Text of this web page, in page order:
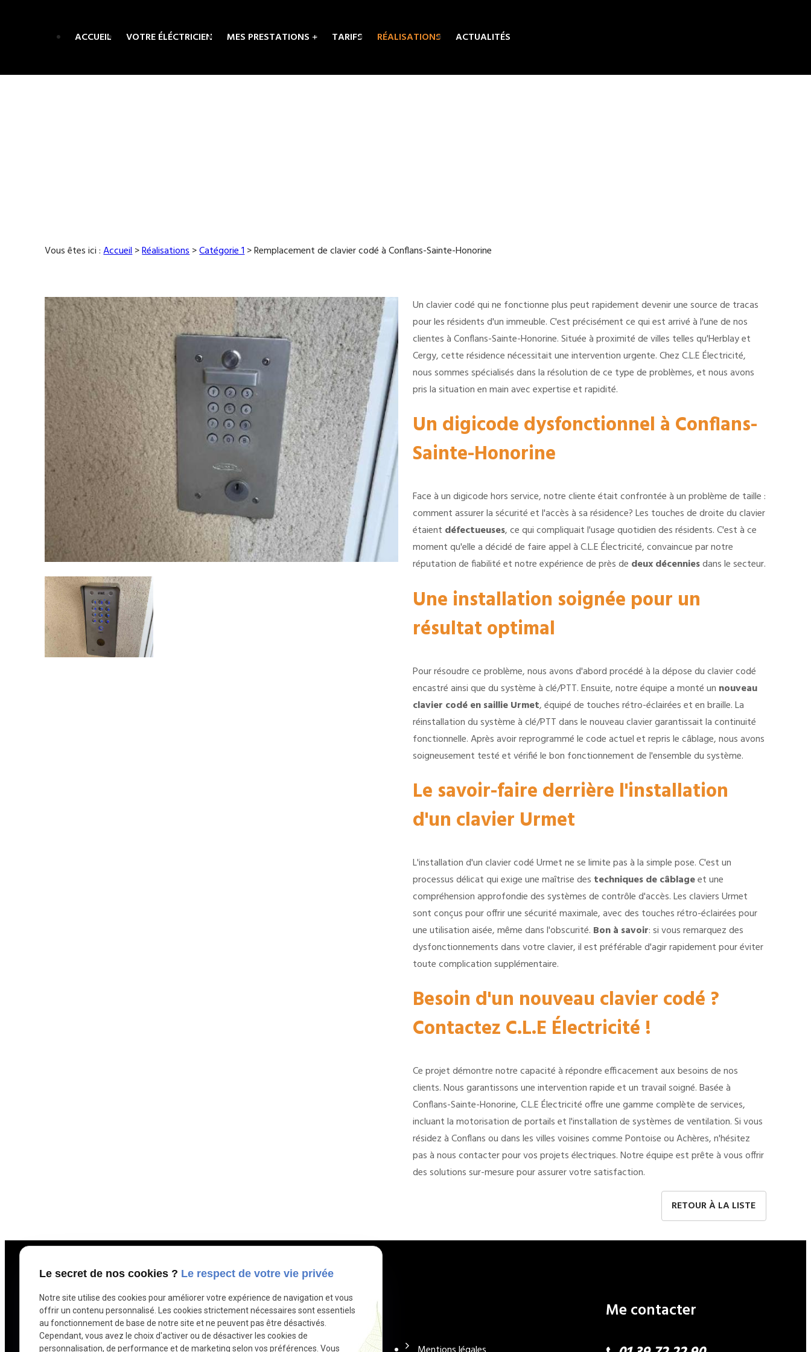
ACCUEIL VOTRE ÉLÉCTRICIEN MES PRESTATIONS TARIFS RÉALISATIONS ACTUALITÉS
Vous êtes ici :Accueil>Réalisations>Catégorie 1>Remplacement de clavier codé à Conflans-Sainte-Honorine
Un clavier codé qui ne fonctionne plus peut rapidement devenir une source de tracas
pour les résidents d'un immeuble. C'est précisément ce qui est arrivé à l'une de nos
clientes à Conflans-Sainte-Honorine. Située à proximité de villes telles qu'Herblay et
Cergy, cette résidence nécessitait une intervention urgente. Chez C.L.E Électricité,
nous sommes spécialisés dans la résolution de ce type de problèmes, et nous avons
pris la situation en main avec expertise et rapidité.
Un digicode dysfonctionnel à Conflans-
Sainte-Honorine
Face à un digicode hors service, notre cliente était confrontée à un problème de taille :
comment assurer la sécurité et l'accès à sa résidence? Les touches de droite du clavier
étaient défectueuses, ce qui compliquait l'usage quotidien des résidents. C'est à ce
moment qu'elle a décidé de faire appel à C.L.E Électricité, convaincue par notre
réputation de fiabilité et notre expérience de près de deux décenniesdans le secteur.
Une installation soignée pour un
résultat optimal
Pour résoudre ce problème, nous avons d'abord procédé à la dépose du clavier codé
encastré ainsi que du système à clé/PTT. Ensuite, notre équipe a monté un nouveau
clavier codé en saillie Urmet, équipé de touches rétro-éclairées et en braille. La
réinstallation du système à clé/PTT dans le nouveau clavier garantissait la continuité
fonctionnelle. Après avoir reprogrammé le code actuel et repris le câblage, nous avons
soigneusement testé et vérifié le bon fonctionnement de l'ensemble du système.
Le savoir-faire derrière l'installation
d'un clavier Urmet
L'installation d'un clavier codé Urmet ne se limite pas à la simple pose. C'est un
processus délicat qui exige une maîtrise des techniques de câblageet une
compréhension approfondie des systèmes de contrôle d'accès. Les claviers Urmet
sont conçus pour offrir une sécurité maximale, avec des touches rétro-éclairées pour
une utilisation aisée, même dans l'obscurité. Bon à savoir: si vous remarquez des
dysfonctionnements dans votre clavier, il est préférable d'agir rapidement pour éviter
toute complication supplémentaire.
Besoin d'un nouveau clavier codé ?
Contactez C.L.E Électricité !
Ce projet démontre notre capacité à répondre efficacement aux besoins de nos
clients. Nous garantissons une intervention rapide et un travail soigné. Basée à
Conflans-Sainte-Honorine, C.L.E Électricité offre une gamme complète de services,
incluant la motorisation de portails et l'installation de systèmes de ventilation. Si vous
résidez à Conflans ou dans les villes voisines comme Pontoise ou Achères, n'hésitez
pas à nous contacter pour vos projets électriques. Notre équipe est prête à vous offrir
des solutions sur-mesure pour assurer votre satisfaction.
RETOUR À LA LISTE
Liens utiles Me contacter
Le secret de nos cookies ? Le respect de votre vie privée
Notre site utilise des cookies pour améliorer votre expérience de navigation et vous
offrir un contenu personnalisé. Les cookies strictement nécessaires sont essentiels
au fonctionnement de base de notre site et ne peuvent pas être désactivés.
Cependant, vous avez le choix d'activer ou de désactiver les cookies de
personnalisation, de performance et de marketing selon vos préférences. Vous